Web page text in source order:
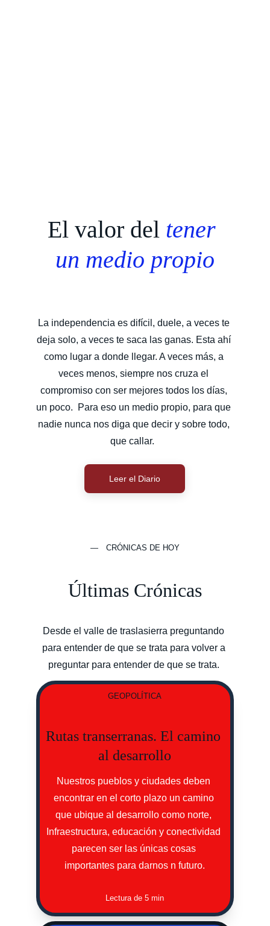
Leer el Diario
El valor del tener
un medio propio
La independencia es difícil, duele, a veces te
deja solo, a veces te saca las ganas. Esta ahí
como lugar a donde llegar. A veces más, a
veces menos, siempre nos cruza el
compromiso con ser mejores todos los días,
un poco.  Para eso un medio propio, para que
nadie nunca nos diga que decir y sobre todo,
que callar.
— CRÓNICAS DE HOY
Últimas Crónicas
Desde el valle de traslasierra preguntando
para entender de que se trata para volver a
preguntar para entender de que se trata.
GEOPOLÍTICA
Rutas transerranas. El camino
al desarrollo
Nuestros pueblos y ciudades deben
encontrar en el corto plazo un camino
que ubique al desarrollo como norte,
Infraestructura, educación y conectividad
parecen ser las únicas cosas
importantes para darnos n futuro.
Lectura de 5 min